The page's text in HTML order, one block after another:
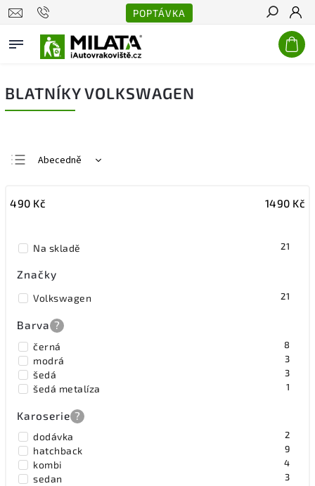
POPTÁVKA
Hledat
BLATNÍKY VOLKSWAGEN
Abecedně
Nejdražší
490 Kč 1490 Kč
Na skladě 21
Značky
Volkswagen 21
Barva ?
černá 8
modrá 3
šedá 3
šedá metalíza 1
Karoserie ?
dodávka 2
hatchback 9
kombi 4
sedan 3